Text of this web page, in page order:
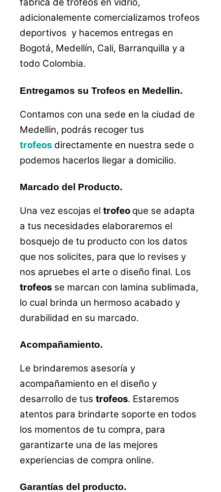
fábrica de trofeos en vidrio,
adicionalemente comercializamos trofeos
deportivos y hacemos entregas en
Bogotá, Medellín, Cali, Barranquilla y a
todo Colombia.
Entregamos su Trofeos en Medellin.
Contamos con una sede en la ciudad de
Medellin, podrás recoger tus
trofeos directamente en nuestra sede o
podemos hacerlos llegar a domicilio.
Marcado del Producto.
Una vez escojas el trofeo que se adapta
a tus necesidades elaboraremos el
bosquejo de tu producto con los datos
que nos solicites, para que lo revises y
nos apruebes el arte o diseño final. Los
trofeos se marcan con lamina sublimada,
lo cual brinda un hermoso acabado y
durabilidad en su marcado.
Acompañamiento.
Le brindaremos asesoría y
acompañamiento en el diseño y
desarrollo de tus trofeos. Estaremos
atentos para brindarte soporte en todos
los momentos de tu compra, para
garantizarte una de las mejores
experiencias de compra online.
Garantías del producto.